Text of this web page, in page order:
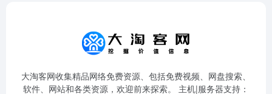
大淘客网收集精品网络免费资源、包括免费视频、网盘搜索、
软件、网站和各类资源，欢迎前来探索。 主机|服务器支持：